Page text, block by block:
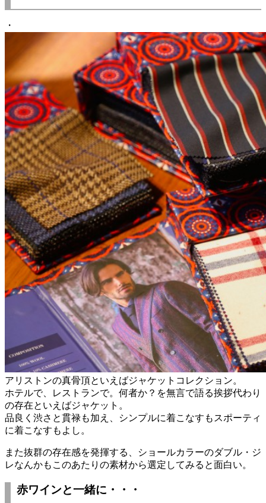
・
アリストンの真骨頂といえばジャケットコレクション。
ホテルで、レストランで。何者か？を無言で語る挨拶代わり
の存在といえばジャケット。
品良く渋さと貫禄も加え、シンプルに着こなすもスポーティ
に着こなすもよし。
また抜群の存在感を発揮する、ショールカラーのダブル・ジ
レなんかもこのあたりの素材から選定してみると面白い。
赤ワインと一緒に・・・